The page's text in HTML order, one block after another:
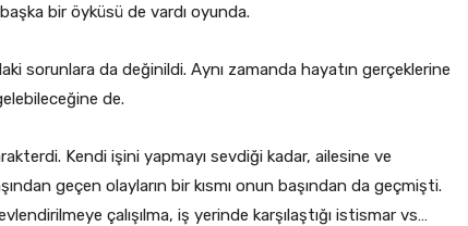
başka bir öyküsü de vardı oyunda.
sorunlara da değinildi. Aynı zamanda hayatın gerçeklerine
de.
Kendi işini yapmayı sevdiği kadar, ailesine ve
geçen olayların bir kısmı onun başından da geçmişti.
çalışılma, iş yerinde karşılaştığı istismar vs…